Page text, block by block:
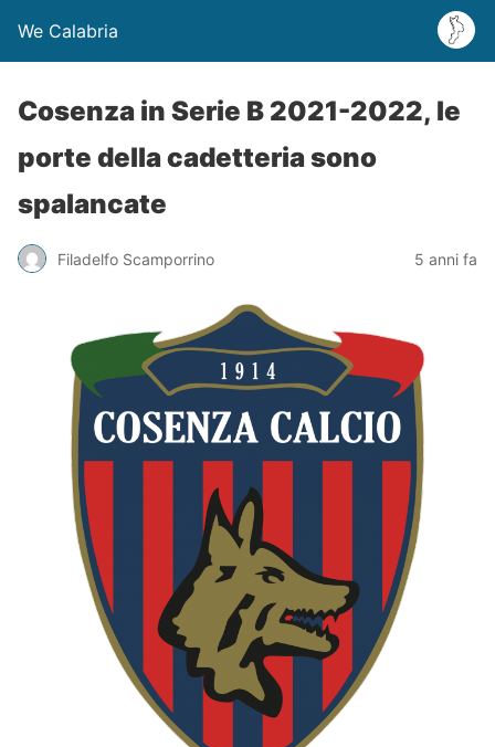
We Calabria
Cosenza in Serie B 2021-2022, le
porte della cadetteria sono
spalancate
Filadelfo Scamporrino 5 anni fa